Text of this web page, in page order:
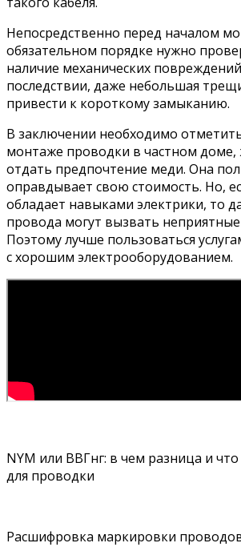
Непосредственно перед началом
обязательном порядке нужно
наличие механических
последствии, даже небольшая
привести к короткому замыканию.
В заключении необходимо
монтаже проводки в частном доме,
отдать предпочтение меди. Она
оправдывает свою стоимость. Но,
обладает навыками электрики, то
провода могут вызвать неприятные
Поэтому лучше пользоваться
с хорошим электрооборудованием.
NYM или ВВГнг: в чем разница и
для проводки
Расшифровка маркировки